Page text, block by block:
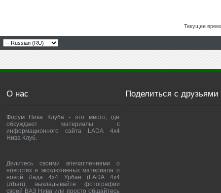
Текущее
О нас
Форум Нива Клуба - это место, где
обсуждают материалы с
информационного сайта LADA 4x4
Нива Клуб.
Делитесь своими впечатлениями о
новостях и эксклюзивных материала о
новой Лада 4х4 Урбан (LADA 4x4
Urban), выкладывайте фотографии
своей ВАЗ Нива или просто общайтесь
Поделиться с друзьями